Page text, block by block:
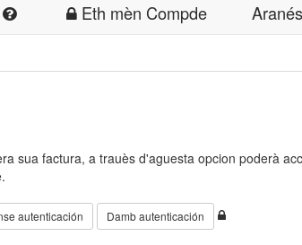
Eth mèn Compde Aranés
sua factura, a trauès d'aguesta opcion poderà
autenticación Damb autenticación